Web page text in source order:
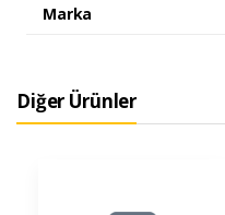
Marka
Diğer Ürünler